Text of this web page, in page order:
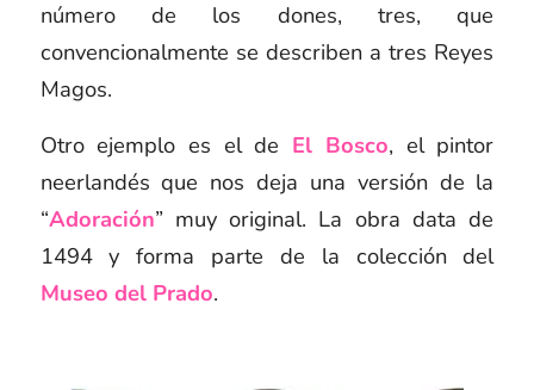
número de los dones, tres, que
convencionalmente se describen a tres Reyes
Magos.
Otro ejemplo es el de El Bosco, el pintor
neerlandés que nos deja una versión de la
“Adoración” muy original. La obra data de
1494 y forma parte de la colección del
Museo del Prado.